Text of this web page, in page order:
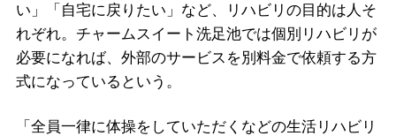
い」「自宅に戻りたい」など、リハビリの目的は人そ
れぞれ。チャームスイート洗足池では個別リハビリが
必要になれば、外部のサービスを別料金で依頼する方
式になっているという。
「全員一律に体操をしていただくなどの生活リハビリ